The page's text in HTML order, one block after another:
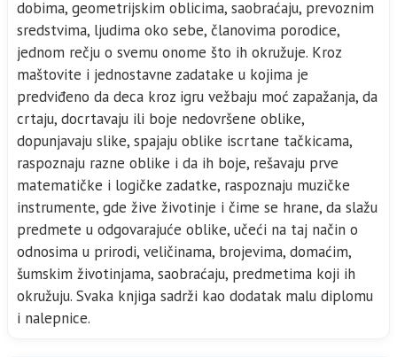
dobima, geometrijskim oblicima, saobraćaju, prevoznim
sredstvima, ljudima oko sebe, članovima porodice,
jednom rečju o svemu onome što ih okružuje. Kroz
maštovite i jednostavne zadatake u kojima je
predviđeno da deca kroz igru vežbaju moć zapažanja, da
crtaju, docrtavaju ili boje nedovršene oblike,
dopunjavaju slike, spajaju oblike iscrtane tačkicama,
raspoznaju razne oblike i da ih boje, rešavaju prve
matematičke i logičke zadatke, raspoznaju muzičke
instrumente, gde žive životinje i čime se hrane, da slažu
predmete u odgovarajuće oblike, učeći na taj način o
odnosima u prirodi, veličinama, brojevima, domaćim,
šumskim životinjama, saobraćaju, predmetima koji ih
okružuju. Svaka knjiga sadrži kao dodatak malu diplomu
i nalepnice.